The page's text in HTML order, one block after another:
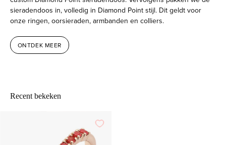
sieradendoos in, volledig in Diamond Point stijl. Dit geldt voor
onze ringen, oorsieraden, armbanden en colliers.
ONTDEK MEER
Recent bekeken